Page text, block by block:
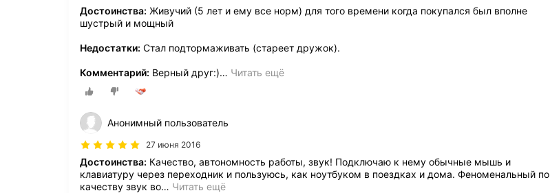
Достоинства: Живучий (5 лет и ему все норм) для того времени когда покупался был вполне
шустрый и мощный
Недостатки: Стал подтормаживать (стареет дружок).
Комментарий: Верный друг:)… Читать ещё
Анонимный пользователь
27 июня 2016
Достоинства: Качество, автономность работы, звук! Подключаю к нему обычные мышь и
клавиатуру через переходник и пользуюсь, как ноутбуком в поездках и дома. Феноменальный по
качеству звук во… Читать ещё